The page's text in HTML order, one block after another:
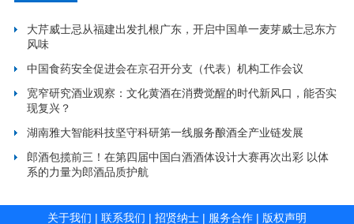
大芹威士忌从福建出发扎根广东，开启中国单一麦芽威士忌东方
风味
中国食药安全促进会在京召开分支（代表）机构工作会议
宽窄研究酒业观察：文化黄酒在消费觉醒的时代新风口，能否实
现复兴？
湖南雅大智能科技坚守科研第一线服务酿酒全产业链发展
郎酒包揽前三！在第四届中国白酒酒体设计大赛再次出彩 以体
系的力量为郎酒品质护航
关于我们 | 联系我们 | 招贤纳士 | 服务合作 | 版权声明